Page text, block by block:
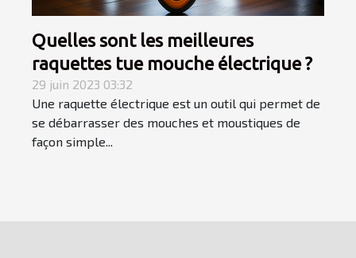
Quelles sont les meilleures
raquettes tue mouche électrique ?
29 juin 2023 03:32
Une raquette électrique est un outil qui permet de
se débarrasser des mouches et moustiques de
façon simple...